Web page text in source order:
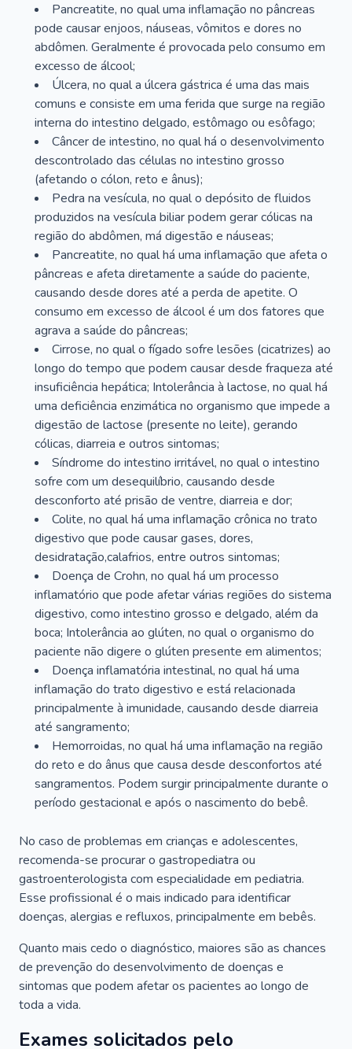
Pancreatite, no qual uma inflamação no pâncreas
pode causar enjoos, náuseas, vômitos e dores no
abdômen. Geralmente é provocada pelo consumo em
excesso de álcool;
Úlcera, no qual a úlcera gástrica é uma das mais
comuns e consiste em uma ferida que surge na região
interna do intestino delgado, estômago ou esôfago;
Câncer de intestino, no qual há o desenvolvimento
descontrolado das células no intestino grosso
(afetando o cólon, reto e ânus);
Pedra na vesícula, no qual o depósito de fluidos
produzidos na vesícula biliar podem gerar cólicas na
região do abdômen, má digestão e náuseas;
Pancreatite, no qual há uma inflamação que afeta o
pâncreas e afeta diretamente a saúde do paciente,
causando desde dores até a perda de apetite. O
consumo em excesso de álcool é um dos fatores que
agrava a saúde do pâncreas;
Cirrose, no qual o fígado sofre lesões (cicatrizes) ao
longo do tempo que podem causar desde fraqueza até
insuficiência hepática; Intolerância à lactose, no qual há
uma deficiência enzimática no organismo que impede a
digestão de lactose (presente no leite), gerando
cólicas, diarreia e outros sintomas;
Síndrome do intestino irritável, no qual o intestino
sofre com um desequilíbrio, causando desde
desconforto até prisão de ventre, diarreia e dor;
Colite, no qual há uma inflamação crônica no trato
digestivo que pode causar gases, dores,
desidratação,calafrios, entre outros sintomas;
Doença de Crohn, no qual há um processo
inflamatório que pode afetar várias regiões do sistema
digestivo, como intestino grosso e delgado, além da
boca; Intolerância ao glúten, no qual o organismo do
paciente não digere o glúten presente em alimentos;
Doença inflamatória intestinal, no qual há uma
inflamação do trato digestivo e está relacionada
principalmente à imunidade, causando desde diarreia
até sangramento;
Hemorroidas, no qual há uma inflamação na região
do reto e do ânus que causa desde desconfortos até
sangramentos. Podem surgir principalmente durante o
período gestacional e após o nascimento do bebê.
No caso de problemas em crianças e adolescentes,
recomenda-se procurar o gastropediatra ou
gastroenterologista com especialidade em pediatria.
Esse profissional é o mais indicado para identificar
doenças, alergias e refluxos, principalmente em bebês.
Quanto mais cedo o diagnóstico, maiores são as chances
de prevenção do desenvolvimento de doenças e
sintomas que podem afetar os pacientes ao longo de
toda a vida.
Exames solicitados pelo